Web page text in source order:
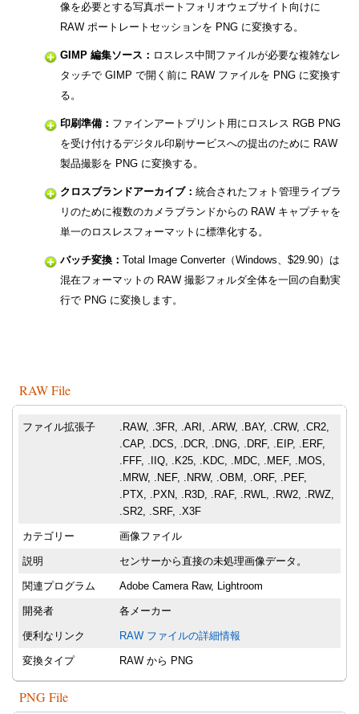
像を必要とする写真ポートフォリオウェブサイト向けに
RAW ポートレートセッションを PNG に変換する。
GIMP 編集ソース： ロスレス中間ファイルが必要な複雑なレ
タッチで GIMP で開く前に RAW ファイルを PNG に変換す
る。
印刷準備： ファインアートプリント用にロスレス RGB PNG
を受け付けるデジタル印刷サービスへの提出のために RAW
製品撮影を PNG に変換する。
クロスブランドアーカイブ： 統合されたフォト管理ライブラ
リのために複数のカメラブランドからの RAW キャプチャを
単一のロスレスフォーマットに標準化する。
バッチ変換： Total Image Converter（Windows、$29.90）は
混在フォーマットの RAW 撮影フォルダ全体を一回の自動実
行で PNG に変換します。
RAW File
ファイル拡張子
.RAW, .3FR, .ARI, .ARW, .BAY, .CRW, .CR2,
.CAP, .DCS, .DCR, .DNG, .DRF, .EIP, .ERF,
.FFF, .IIQ, .K25, .KDC, .MDC, .MEF, .MOS,
.MRW, .NEF, .NRW, .OBM, .ORF, .PEF,
.PTX, .PXN, .R3D, .RAF, .RWL, .RW2, .RWZ,
.SR2, .SRF, .X3F
カテゴリー 画像ファイル
説明 センサーから直接の未処理画像データ。
関連プログラム Adobe Camera Raw, Lightroom
開発者 各メーカー
便利なリンク RAW ファイルの詳細情報
変換タイプ RAW から PNG
PNG File